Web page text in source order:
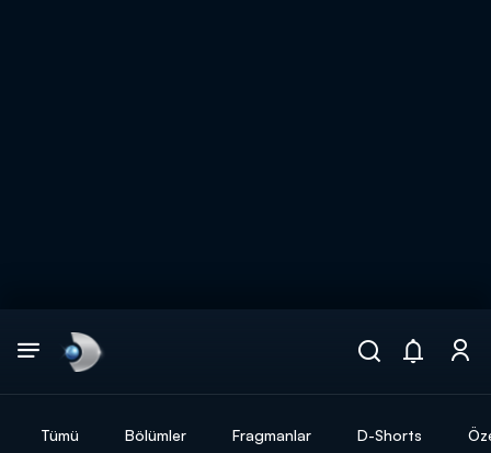
Tümü Bölümler Fragmanlar D-Shorts